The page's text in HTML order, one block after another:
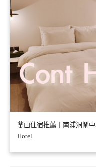
釜山住宿推薦｜南浦洞鬧
Hotel